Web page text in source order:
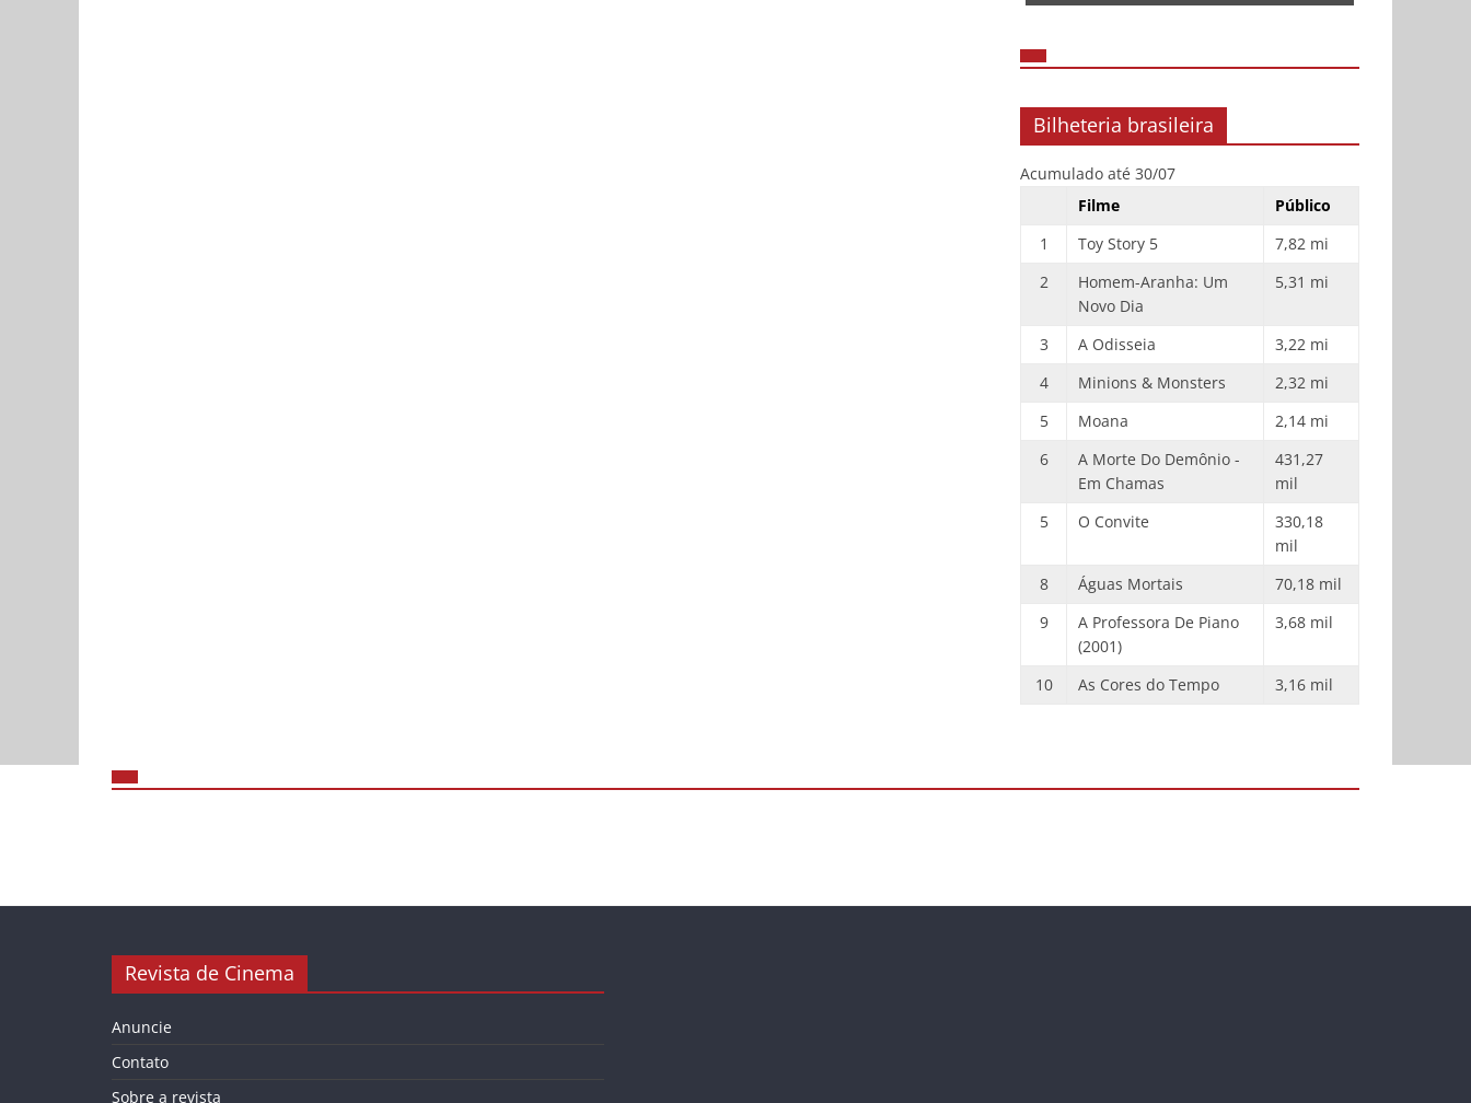
Bilheteria brasileira
Acumulado até 30/07
Filme
Público
1
Toy Story 5
7,82 mi
2
Homem-Aranha: Um
Novo Dia
5,31 mi
3 A Odisseia
3,22 mi
4
Minions & Monsters
2,32 mi
5
Moana
2,14 mi
6
A Morte Do Demônio -
Em Chamas
431,27
mil
5
O Convite
330,18
mil
8
Águas Mortais
70,18 mil
9
A Professora De Piano
(2001)
3,68 mil
10 As Cores do Tempo 3,16 mil
Revista de Cinema
Anuncie
Contato
Sobre a revista